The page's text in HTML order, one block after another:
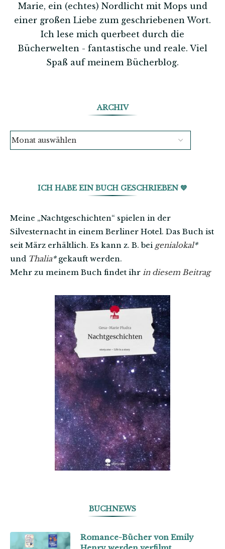
Marie, ein (echtes) Nordlicht mit Mops und
einer großen Liebe zum geschriebenen Wort.
Ich lese mich querbeet durch die
Bücherwelten - fantastische und reale. Viel
Spaß auf meinem Bücherblog.
ARCHIV
ICH HABE EIN BUCH GESCHRIEBEN 💙
Meine „Nachtgeschichten“ spielen in der
Silvesternacht in einem Berliner Hotel. Das Buch ist
seit März erhältlich. Es kann z. B. bei genialokal*
und Thalia*gekauft werden.
Mehr zu meinem Buch findet ihr in diesem Beitrag
BUCHNEWS
Romance-Bücher von Emily